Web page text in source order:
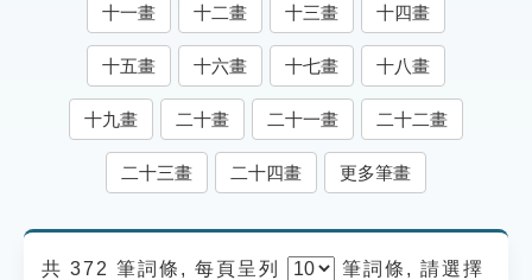
生命大百科索引
遊戲專區
教學應用
十一畫 十二畫 十三畫 十四畫
十五畫 十六畫 十七畫 十八畫
十九畫 二十畫 二十一畫 二十二畫
二十三畫 二十四畫 更多筆畫
共 372 筆詞條, 每頁呈列 筆詞條, 請選擇